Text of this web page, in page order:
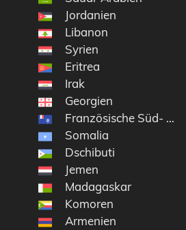
Jordanien
Libanon
Syrien
Eritrea
Irak
Georgien
Französische Süd-
Somalia
Dschibuti
Jemen
Madagaskar
Komoren
Armenien